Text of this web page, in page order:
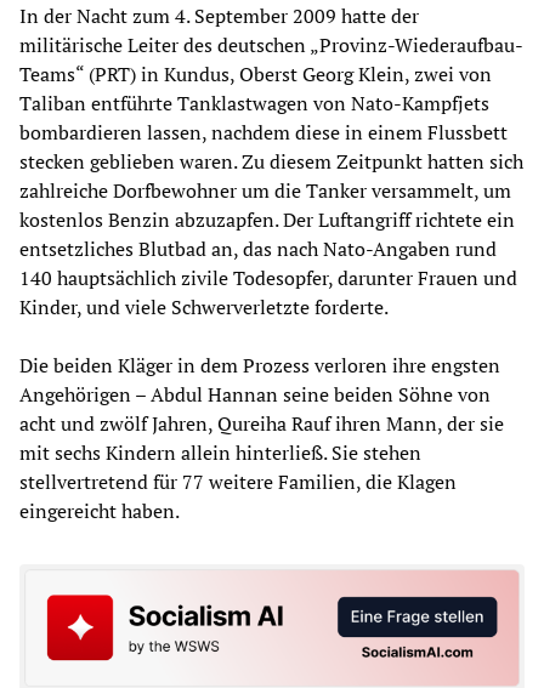
In der Nacht zum 4. September 2009 hatte der
militärische Leiter des deutschen „Provinz-Wiederaufbau-
Teams“ (PRT) in Kundus, Oberst Georg Klein, zwei von
Taliban entführte Tanklastwagen von Nato-Kampfjets
bombardieren lassen, nachdem diese in einem Flussbett
stecken geblieben waren. Zu diesem Zeitpunkt hatten sich
zahlreiche Dorfbewohner um die Tanker versammelt, um
kostenlos Benzin abzuzapfen. Der Luftangriff richtete ein
entsetzliches Blutbad an, das nach Nato-Angaben rund
140 hauptsächlich zivile Todesopfer, darunter Frauen und
Kinder, und viele Schwerverletzte forderte.
Die beiden Kläger in dem Prozess verloren ihre engsten
Angehörigen – Abdul Hannan seine beiden Söhne von
acht und zwölf Jahren, Qureiha Rauf ihren Mann, der sie
mit sechs Kindern allein hinterließ. Sie stehen
stellvertretend für 77 weitere Familien, die Klagen
eingereicht haben.